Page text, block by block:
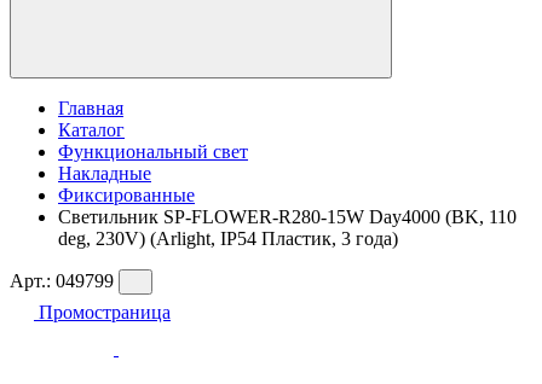
Главная
Каталог
Функциональный свет
Накладные
Фиксированные
Светильник SP-FLOWER-R280-15W Day4000 (BK, 110
deg, 230V) (Arlight, IP54 Пластик, 3 года)
Арт.: 049799
Промостраница